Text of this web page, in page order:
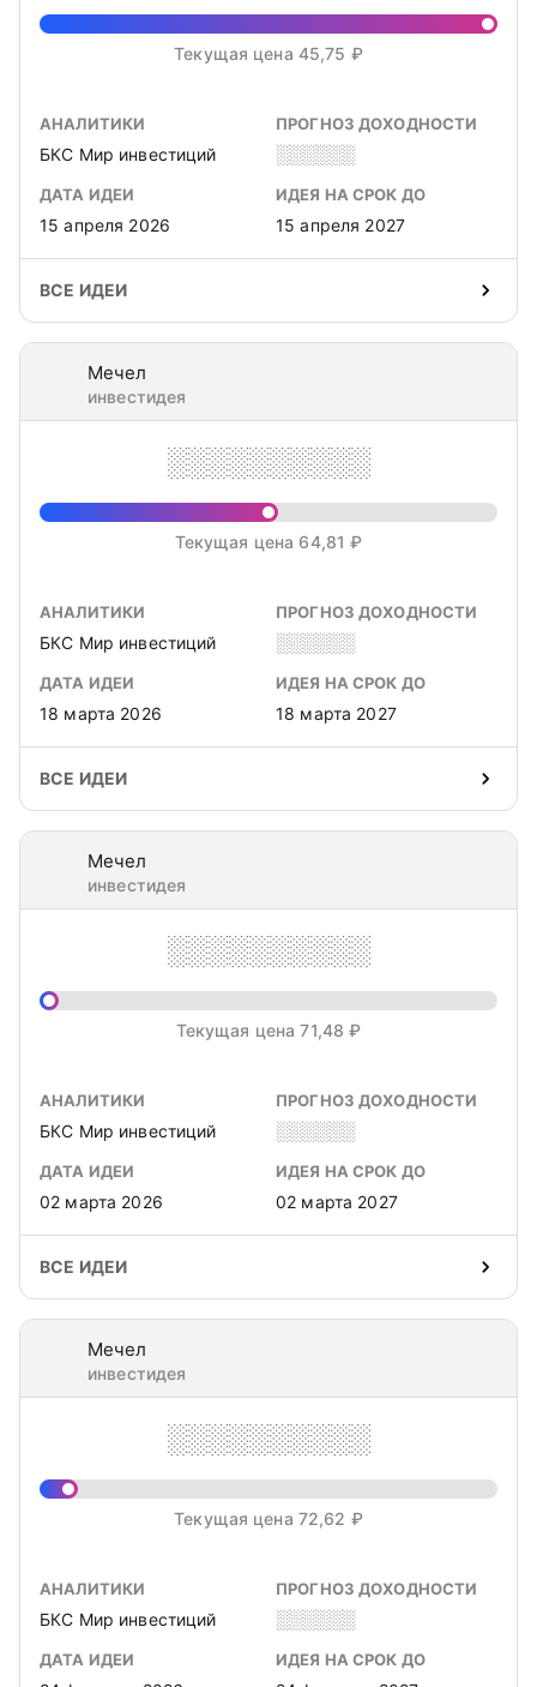
Текущая цена 45,75 ₽
АНАЛИТИКИ
БКС Мир инвестиций
ПРОГНОЗ ДОХОДНОСТИ
░░░░░░
ДАТА ИДЕИ
15 апреля 2026
ИДЕЯ НА СРОК ДО
15 апреля 2027
ВСЕ ИДЕИ
Мечел
инвестидея
░░░░░░░░░░
Текущая цена 64,81 ₽
АНАЛИТИКИ
БКС Мир инвестиций
ПРОГНОЗ ДОХОДНОСТИ
░░░░░░
ДАТА ИДЕИ
18 марта 2026
ИДЕЯ НА СРОК ДО
18 марта 2027
ВСЕ ИДЕИ
Мечел
инвестидея
░░░░░░░░░░
Текущая цена 71,48 ₽
АНАЛИТИКИ
БКС Мир инвестиций
ПРОГНОЗ ДОХОДНОСТИ
░░░░░░
ДАТА ИДЕИ
02 марта 2026
ИДЕЯ НА СРОК ДО
02 марта 2027
ВСЕ ИДЕИ
Мечел
инвестидея
░░░░░░░░░░
Текущая цена 72,62 ₽
АНАЛИТИКИ
БКС Мир инвестиций
ПРОГНОЗ ДОХОДНОСТИ
░░░░░░
ДАТА ИДЕИ ИДЕЯ НА СРОК ДО